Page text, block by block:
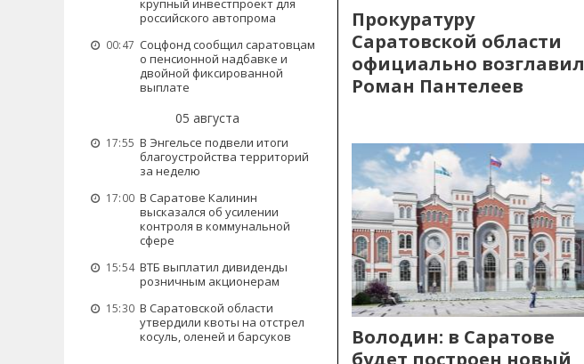
крупный инвестпроект для
российского автопрома
00:47 Соцфонд сообщил саратовцам
о пенсионной надбавке и
двойной фиксированной
выплате
05 августа
17:55 В Энгельсе подвели итоги
благоустройства территорий
за неделю
17:00 В Саратове Калинин
высказался об усилении
контроля в коммунальной
сфере
15:54 ВТБ выплатил дивиденды
розничным акционерам
15:30 В Саратовской области
утвердили квоты на отстрел
косуль, оленей и барсуков
Прокуратуру
Саратовской области
официально возглавил
Роман Пантелеев
Володин: в Саратове
будет построен новый